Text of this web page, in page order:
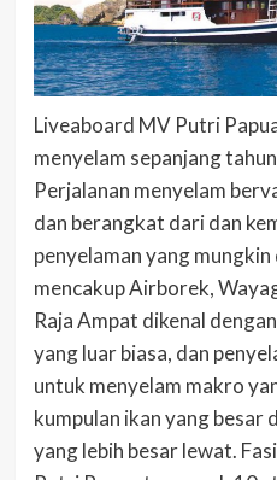
Liveaboard MV Putri
menyelam sepanjang
Perjalanan menyelam
dan berangkat dari dan
penyelaman yang
mencakup Airborek,
Raja Ampat dikenal
yang luar biasa, dan
untuk menyelam makro
kumpulan ikan yang besar
yang lebih besar lewat.